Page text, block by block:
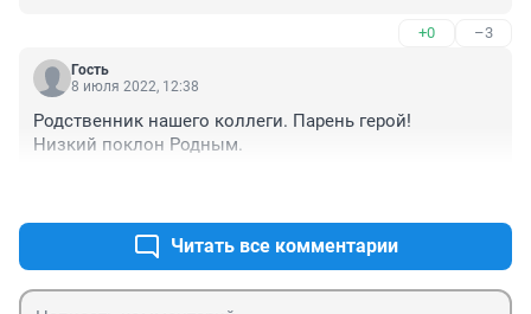
+0 –3
Гость
8 июля 2022, 12:38
Родственник нашего коллеги. Парень герой!
Низкий поклон Родным.
Читать все комментарии